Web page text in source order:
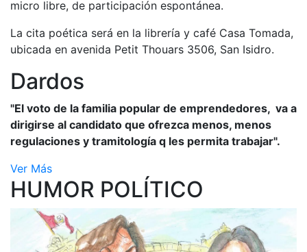
micro libre, de participación espontánea.
La cita poética será en la librería y café Casa Tomada,
ubicada en avenida Petit Thouars 3506, San Isidro.
Dardos
"El voto de la familia popular de emprendedores, va a
dirigirse al candidato que ofrezca menos, menos
regulaciones y tramitología q les permita trabajar".
Ver Más
HUMOR POLÍTICO